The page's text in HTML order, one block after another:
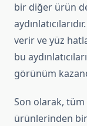
bir diğer ürün
verir ve yüz
bu
görünüm
Son olarak, tüm
ürünlerinden